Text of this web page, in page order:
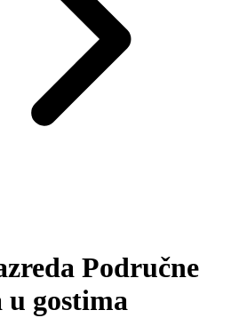
Područne
u gostima